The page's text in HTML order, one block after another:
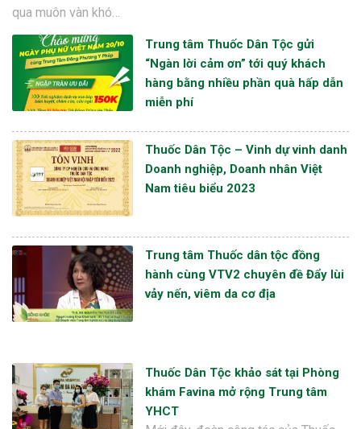
qua muôn vàn khó…
Trung tâm Thuốc Dân Tộc gửi
“Ngàn lời cảm ơn” tới quý khách
hàng bằng nhiều phần quà hấp dẫn
miễn phí
Thuốc Dân Tộc – Vinh dự vinh danh
Doanh nghiệp, Doanh nhân Việt
Nam tiêu biểu 2023
Trung tâm Thuốc dân tộc đồng
hành cùng VTV2 chuyên đề Đẩy lùi
vảy nến, viêm da cơ địa
Thuốc Dân Tộc khảo sát tại Phòng
khám Favina mở rộng Trung tâm
YHCT